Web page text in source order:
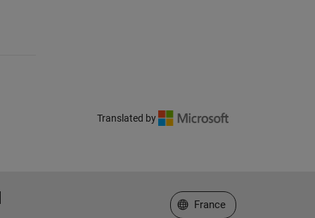
Translated by
Sélectionner un site web
France